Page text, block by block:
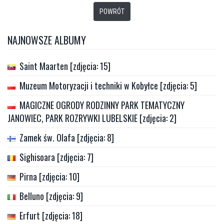
POWRÓT
NAJNOWSZE ALBUMY
Saint Maarten [zdjęcia: 15]
Muzeum Motoryzacji i techniki w Kobyłce [zdjęcia: 5]
MAGICZNE OGRODY RODZINNY PARK TEMATYCZNY
JANOWIEC, PARK ROZRYWKI LUBELSKIE [zdjęcia: 2]
Zamek św. Olafa [zdjęcia: 8]
Sighisoara [zdjęcia: 7]
Pirna [zdjęcia: 10]
Belluno [zdjęcia: 9]
Erfurt [zdjęcia: 18]